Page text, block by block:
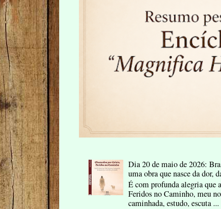
Dia 20 de maio de 2026:
uma obra que nasce da dor,
É com profunda alegria que
Feridos no Caminho, meu
caminhada, estudo, escuta ...